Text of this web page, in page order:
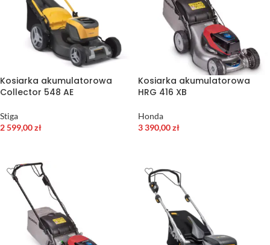
Kosiarka akumulatorowa
Collector 548 AE
Stiga
2 599,00zł
Kosiarka akumulatorowa
HRG 416 XB
Honda
3 390,00zł